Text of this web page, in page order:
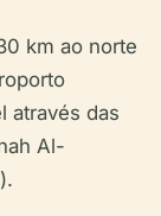
km ao norte
através das
Al-